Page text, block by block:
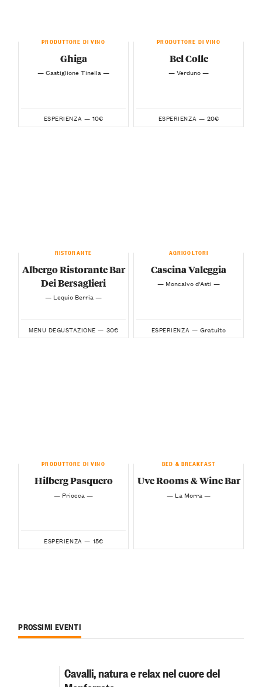
PRODUTTORE DI VINO
Ghiga
— Castiglione Tinella —
ESPERIENZA — 10€
PRODUTTORE DI VINO
Bel Colle
— Verduno —
ESPERIENZA — 20€
RISTORANTE
Albergo Ristorante Bar
Dei Bersaglieri
— Lequio Berria —
MENU DEGUSTAZIONE — 30€
AGRICOLTORI
Cascina Valeggia
— Moncalvo d'Asti —
ESPERIENZA — Gratuito
PRODUTTORE DI VINO
Hilberg Pasquero
— Priocca —
ESPERIENZA — 15€
BED & BREAKFAST
Uve Rooms & Wine Bar
— La Morra —
PROSSIMI EVENTI
Cavalli, natura e relax nel cuore del